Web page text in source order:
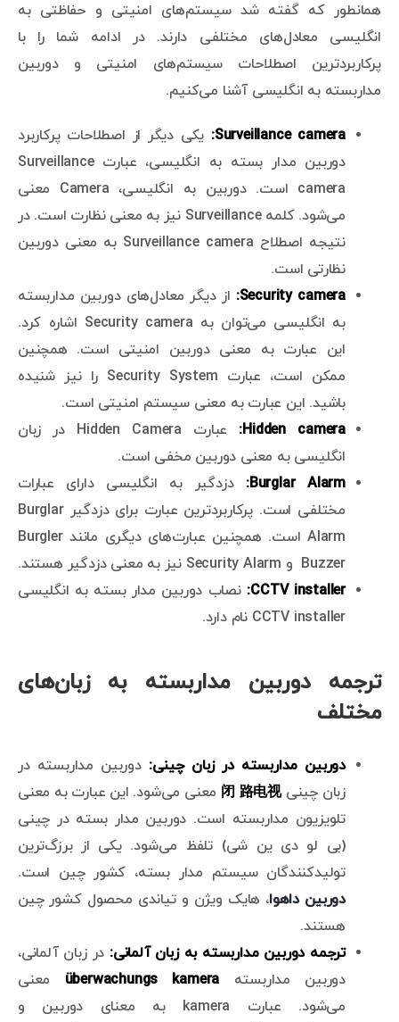
همانطور که گفته شد سیستم‌های امنیتی و حفاظتی به
انگلیسی معادل‌های مختلفی دارند. در ادامه شما را با
پرکاربردترین اصطلاحات سیستم‌های امنیتی و دوربین
مداربسته به انگلیسی آشنا می‌کنیم.
Surveillance camera: یکی دیگر از اصطلاحات پرکاربرد
دوربین مدار بسته به انگلیسی، عبارت Surveillance
camera است. دوربین به انگلیسی، Camera معنی
می‌شود. کلمه Surveillance نیز به معنی نظارت است. در
نتیجه اصطلاح Surveillance camera به معنی دوربین
نظارتی است.
Security camera: از دیگر معادل‌های دوربین مداربسته
به انگلیسی می‌توان به Security camera اشاره کرد.
این عبارت به معنی دوربین امنیتی است. همچنین
ممکن است، عبارت Security System را نیز شنیده
باشید. این عبارت به معنی سیستم امنیتی است.
Hidden camera:
عبارت Hidden Camera در زبان
انگلیسی به معنی دوربین مخفی است.
Burglar Alarm:
دزدگیر به انگلیسی دارای عبارات
مختلفی است. پرکاربردترین عبارت برای دزدگیر Burglar
Alarm است. همچنین عبارت‌های دیگری مانند Burgler
Buzzer و Security Alarm نیز به معنی دزدگیر هستند.
CCTV installer: نصاب دوربین مدار بسته به انگلیسی
CCTV installer نام دارد.
ترجمه دوربین مداربسته به زبان‌های
مختلف
دوربین مداربسته در زبان چینی: دوربین مداربسته در
زبان چینی闭 路电视 معنی می‌شود. این عبارت به معنی
تلویزیون مداربسته است. دوربین مدار بسته در چینی
(بی لو دی ین شی) تلفظ می‌شود. یکی از برزگ‌ترین
تولیدکنندگان سیستم مدار بسته، کشور چین است.
دوربین داهوا، هایک ویژن و تیاندی محصول کشور چین
هستند.
ترجمه دوربین مداربسته به زبان آلمانی: در زبان آلمانی،
دوربین مداربسته überwachungs kamera معنی
می‌شود. عبارت kamera به معنای دوربین و